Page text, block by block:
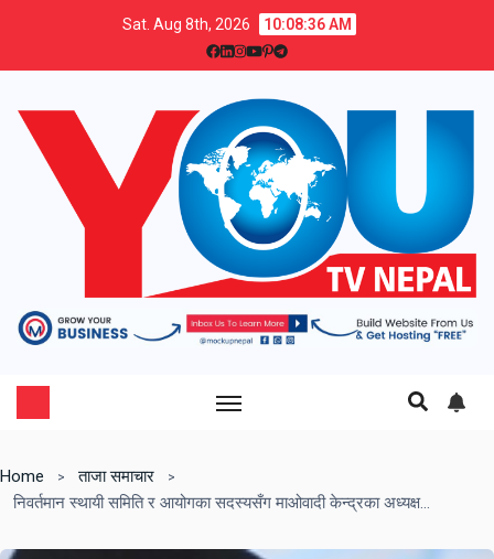
Sat. Aug 8th, 2026 10:08:38 AM
Home
ताजा समाचार
निवर्तमान स्थायी समिति र आयोगका सदस्यसँग माओवादी केन्द्रका अध्यक्ष प्रचण्ड छलफल गदै